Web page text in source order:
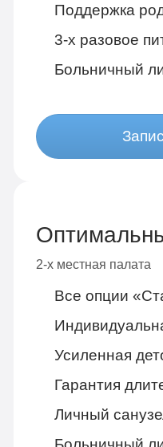
Поддержка
3-х разовое
Больничный
2-х местная палата
Все опции
Усиленная
Гарантия
Личный